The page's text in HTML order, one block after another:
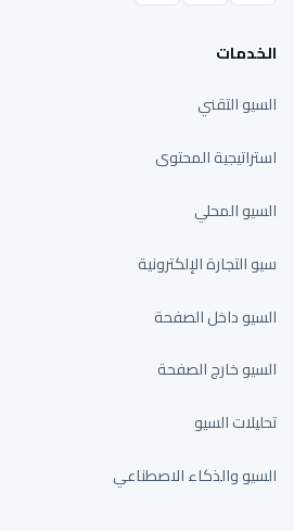
الخدمات
السيو التقني
استراتيجية المحتوى
السيو المحلي
سيو التجارة الإلكترونية
السيو داخل الصفحة
السيو خارج الصفحة
تحليلات السيو
السيو والذكاء الاصطناعي